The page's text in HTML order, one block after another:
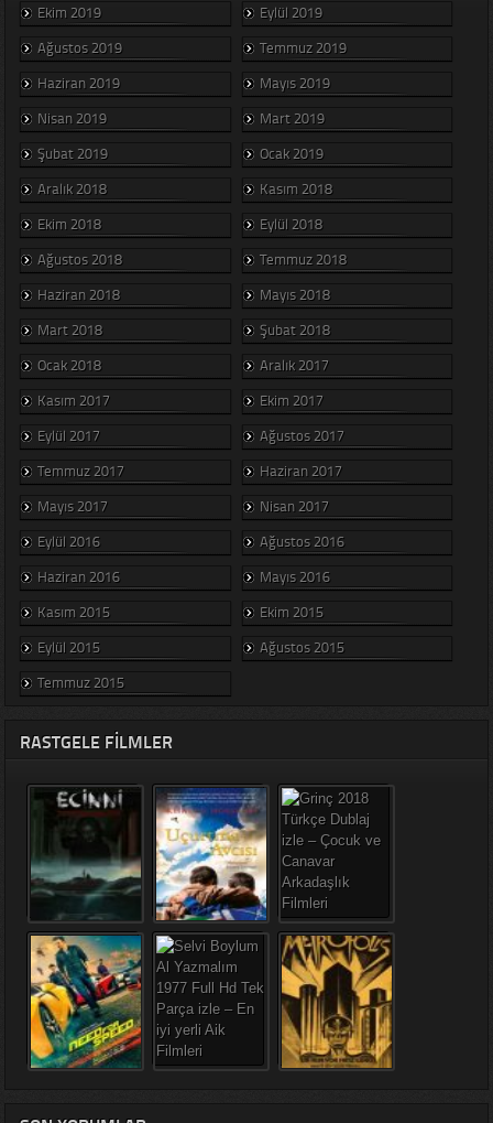
Ekim 2019
Eylül 2019
Ağustos 2019
Temmuz 2019
Haziran 2019
Mayıs 2019
Nisan 2019
Mart 2019
Şubat 2019
Ocak 2019
Aralık 2018
Kasım 2018
Ekim 2018
Eylül 2018
Ağustos 2018
Temmuz 2018
Haziran 2018
Mayıs 2018
Mart 2018
Şubat 2018
Ocak 2018
Aralık 2017
Kasım 2017
Ekim 2017
Eylül 2017
Ağustos 2017
Temmuz 2017
Haziran 2017
Mayıs 2017
Nisan 2017
Eylül 2016
Ağustos 2016
Haziran 2016
Mayıs 2016
Kasım 2015
Ekim 2015
Eylül 2015
Ağustos 2015
Temmuz 2015
RASTGELE FILMLER